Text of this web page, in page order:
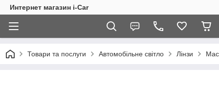
Интернет магазин i-Car
Товари та послуги Автомобільне світло Лінзи